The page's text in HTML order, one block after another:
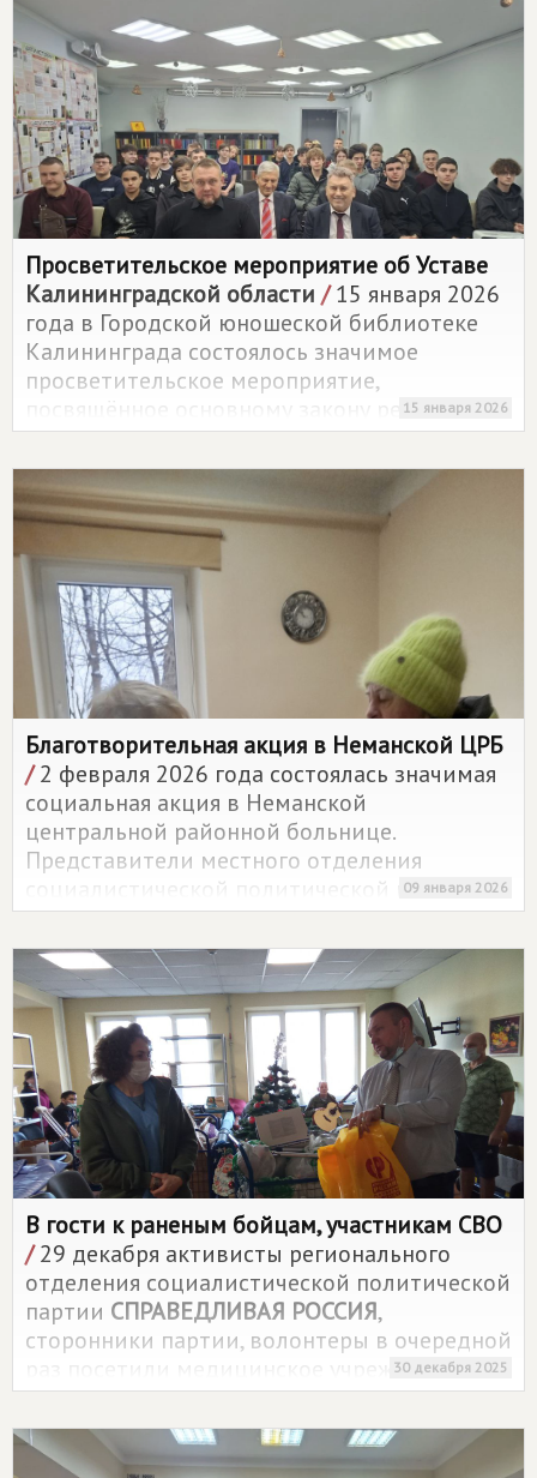
многодетных семей.
Просветительское мероприятие об Уставе
Калининградской области /15 января 2026
года в Городской юношеской библиотеке
Калининграда состоялось значимое
просветительское мероприятие,
посвящённое основному закону региона –
Уставу Калининградской области.
15 января 2026
Благотворительная акция в Неманской ЦРБ
/2 февраля 2026 года состоялась значимая
социальная акция в Неманской
центральной районной больнице.
Представители местного отделения
социалистической политической партии
СПРАВЕДЛИВАЯ РОССИЯпровели
благотворительную передачу необходимых
медицинских принадлежностей.
09 января 2026
В гости к раненым бойцам, участникам СВО
/29 декабря активисты регионального
отделения социалистической политической
партии СПРАВЕДЛИВАЯ РОССИЯ,
сторонники партии, волонтеры в очередной
раз посетили медицинское учреждение
Калининградской области, где проходят
лечение бойцы участники специальной
военной операции, с важной миссией.
30 декабря 2025